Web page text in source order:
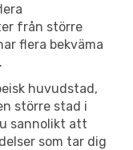
från större
flera bekväma
huvudstad,
större stad i
sannolikt att
som tar dig